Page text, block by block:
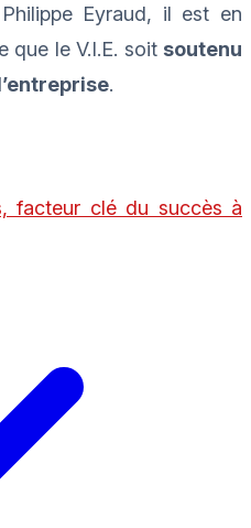
Eyraud, il est en
que le V.I.E. soit soutenu
.
facteur clé du succès à